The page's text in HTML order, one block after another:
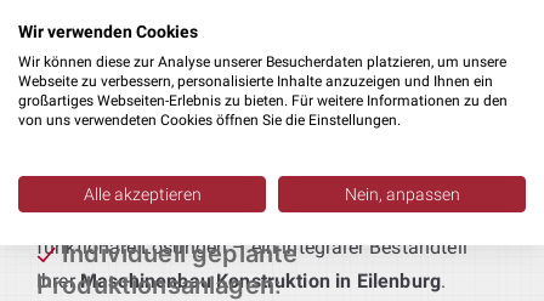
Fertigungsabläufe und Qualitätsstandards
abgestimmt sind.
Technik für maßgeschneiderte Produktionslinien:
Anlagentechnik. Von der Vorfertigung bis zur
Endmontage entstehen bei uns durchgängige,
funktionale Lösungen – ein integraler Bestandteil
IhrerMaschinenbau Konstruktion in Eilenburg.
Individuell geplante
Produktionsanlagen:
Wir verwenden Cookies
Wir können diese zur Analyse unserer Besucherdaten platzieren, um unsere
Webseite zu verbessern, personalisierte Inhalte anzuzeigen und Ihnen ein
großartiges Webseiten-Erlebnis zu bieten. Für weitere Informationen zu den
von uns verwendeten Cookies öffnen Sie die Einstellungen.
Alle akzeptieren Nein, anpassen